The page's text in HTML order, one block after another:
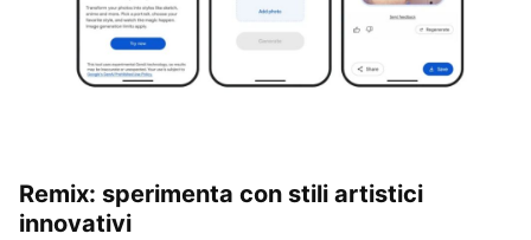
Remix: sperimenta con stili artistici
innovativi